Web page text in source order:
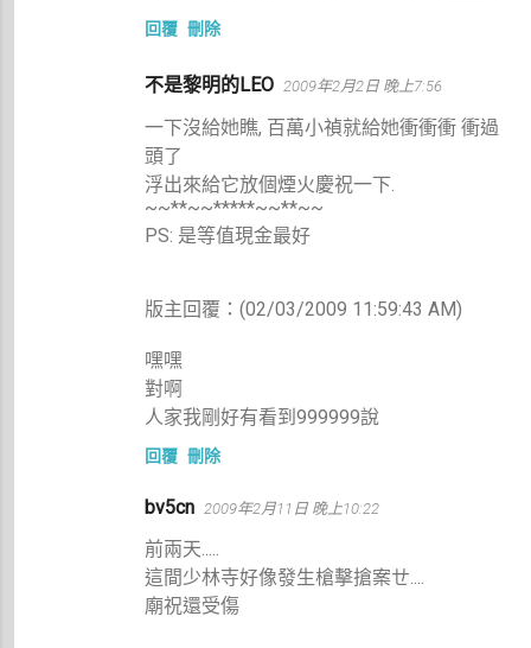
回覆 刪除
不是黎明的LEO 2009年2月2日 晚上7:56
一下沒給她瞧, 百萬小禎就給她衝衝衝 衝過
頭了
浮出來給它放個煙火慶祝一下.
~~**~~*****~~**~~
PS: 是等值現金最好
版主回覆：(02/03/2009 11:59:43 AM)
嘿嘿
對啊
人家我剛好有看到999999說
回覆 刪除
bv5cn 2009年2月11日 晚上10:22
前兩天.....
這間少林寺好像發生槍擊搶案ㄝ....
廟祝還受傷